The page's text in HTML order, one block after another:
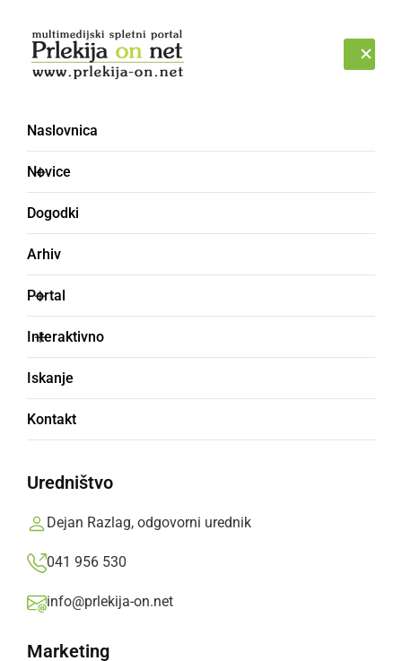
Naslovnica
Novice
Dogodki
Arhiv
Portal
Interaktivno
Iskanje
Kontakt
Uredništvo
Dejan Razlag, odgovorni urednik
041 956 530
info@prlekija-on.net
Marketing
Noćas
GLASBA IN FILM
Vaino za svojo novo avtorsko pesem Noćas
posnel videospot z Ano Pusovnik
ponedeljek, 6. december 2021 ob 11:13
Popularne rubrike novic